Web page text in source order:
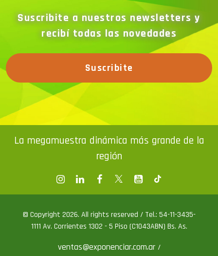
Suscribite a nuestros newsletters y
recibí todas las novedades
Suscribite
La megamuestra dinámica más grande de la
región
© Copyright 2026. All rights reserved / Tel.: 54-11-3435-
1111 Av. Corrientes 1302 - 5 Piso (C1043ABN) Bs. As.
ventas@exponenciar.com.ar /